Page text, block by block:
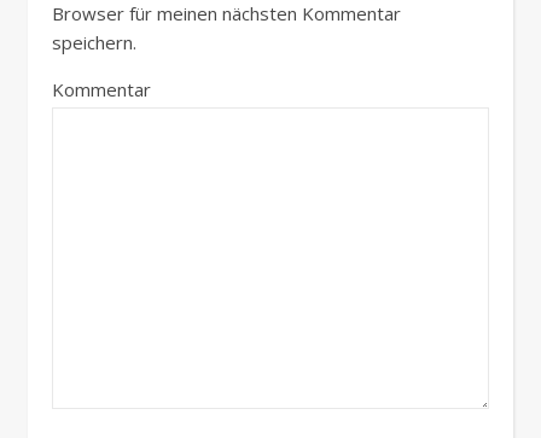
Browser für meinen nächsten Kommentar
speichern.
Kommentar